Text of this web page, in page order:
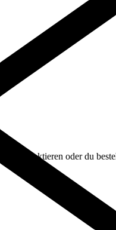
kontaktieren oder du